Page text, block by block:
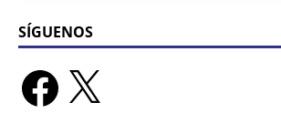
SÍGUENOS